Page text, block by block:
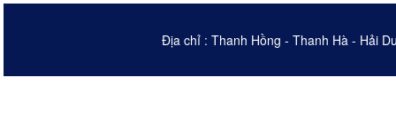
Địa chỉ : Thanh Hồng - Thanh Hà - Hải